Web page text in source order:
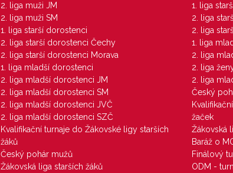
2. liga muži JM
2. liga muži SM
1. liga starší dorostenci
2. liga starší dorostenci Čechy
2. liga starší dorostenci Morava
1. liga mladší dorostenci
2. liga mladší dorostenci JM
2. liga mladší dorostenci SM
2. liga mladší dorostenci JVČ
2. liga mladší dorostenci SZČ
Kvalifikační turnaje do Žákovské ligy starších
žáků
Český pohár mužů
Žákovská liga starších žáků
1. liga
2. liga
2. liga
1. liga
2. liga
2. liga
2. liga
Český
žaček
Žákovská
Baráž o
Finálový
ODM -